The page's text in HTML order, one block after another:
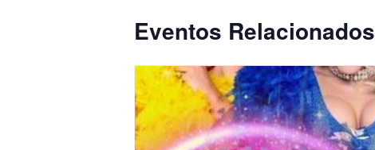
Eventos Relacionados